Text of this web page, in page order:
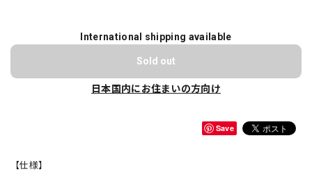
International shipping available
Sold out
日本国内にお住まいの方向け
Save
【仕様】